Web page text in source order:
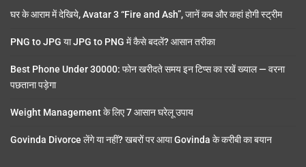
घर के आराम में देखिये, Avatar 3 “Fire and Ash”, जानें कब और कहां होगी स्ट्रीम
PNG to JPG या JPG to PNG में कैसे बदलें? आसान तरीका
Best Phone Under 30000: फोन खरीदते समय इन टिप्स का रखें ख्याल — वरना
पछताना पड़ेगा
Weight Management के लिए 7 आसान घरेलू उपाय
Govinda Divorce लेंगे या नहीं? खबरों पर आया Govinda के करीबी का बयान